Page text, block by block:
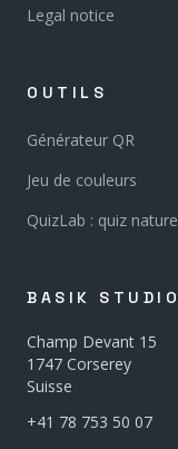
Legal notice
OUTILS
Générateur QR
Jeu de couleurs
QuizLab : quiz nature
BASIK STUDIO
Champ Devant 15
1747 Corserey
Suisse
+41 78 753 50 07